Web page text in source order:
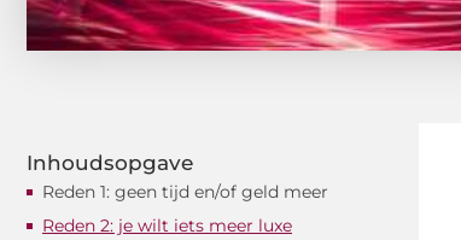
Inhoudsopgave
Reden 1: geen tijd en/of geld meer
Reden 2: je wilt iets meer luxe